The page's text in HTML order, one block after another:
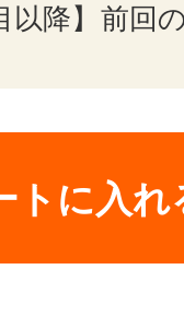
以降】前回
トに入れ